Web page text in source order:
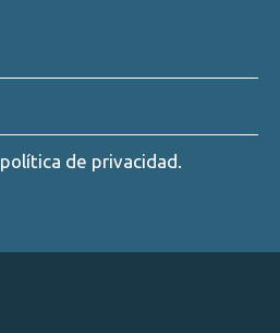
política de privacidad